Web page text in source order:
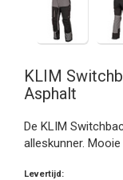
KLIM
Asphalt
De KLIM
alleskunner.
Levertijd: